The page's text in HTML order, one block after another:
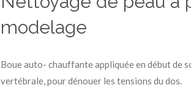
modelage
Boue auto- chauffante appliquée en début de
vertébrale, pour dénouer les tensions du dos.